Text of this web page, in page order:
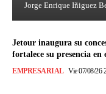
Jorge Enrique Iñiguez
Jetour inaugura su
fortalece su presencia en
EMPRESARIAL Vie 07/08/26